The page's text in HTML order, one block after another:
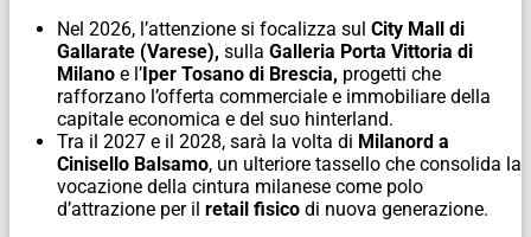
Nel 2026, l’attenzione si focalizza sul City Mall di
Gallarate (Varese), sulla Galleria Porta Vittoria di
Milano e l’Iper Tosano di Brescia, progetti che
rafforzano l’offerta commerciale e immobiliare della
capitale economica e del suo hinterland.
Tra il 2027 e il 2028, sarà la volta di Milanord a
Cinisello Balsamo, un ulteriore tassello che consolida la
vocazione della cintura milanese come polo
d’attrazione per il retail fisico di nuova generazione.